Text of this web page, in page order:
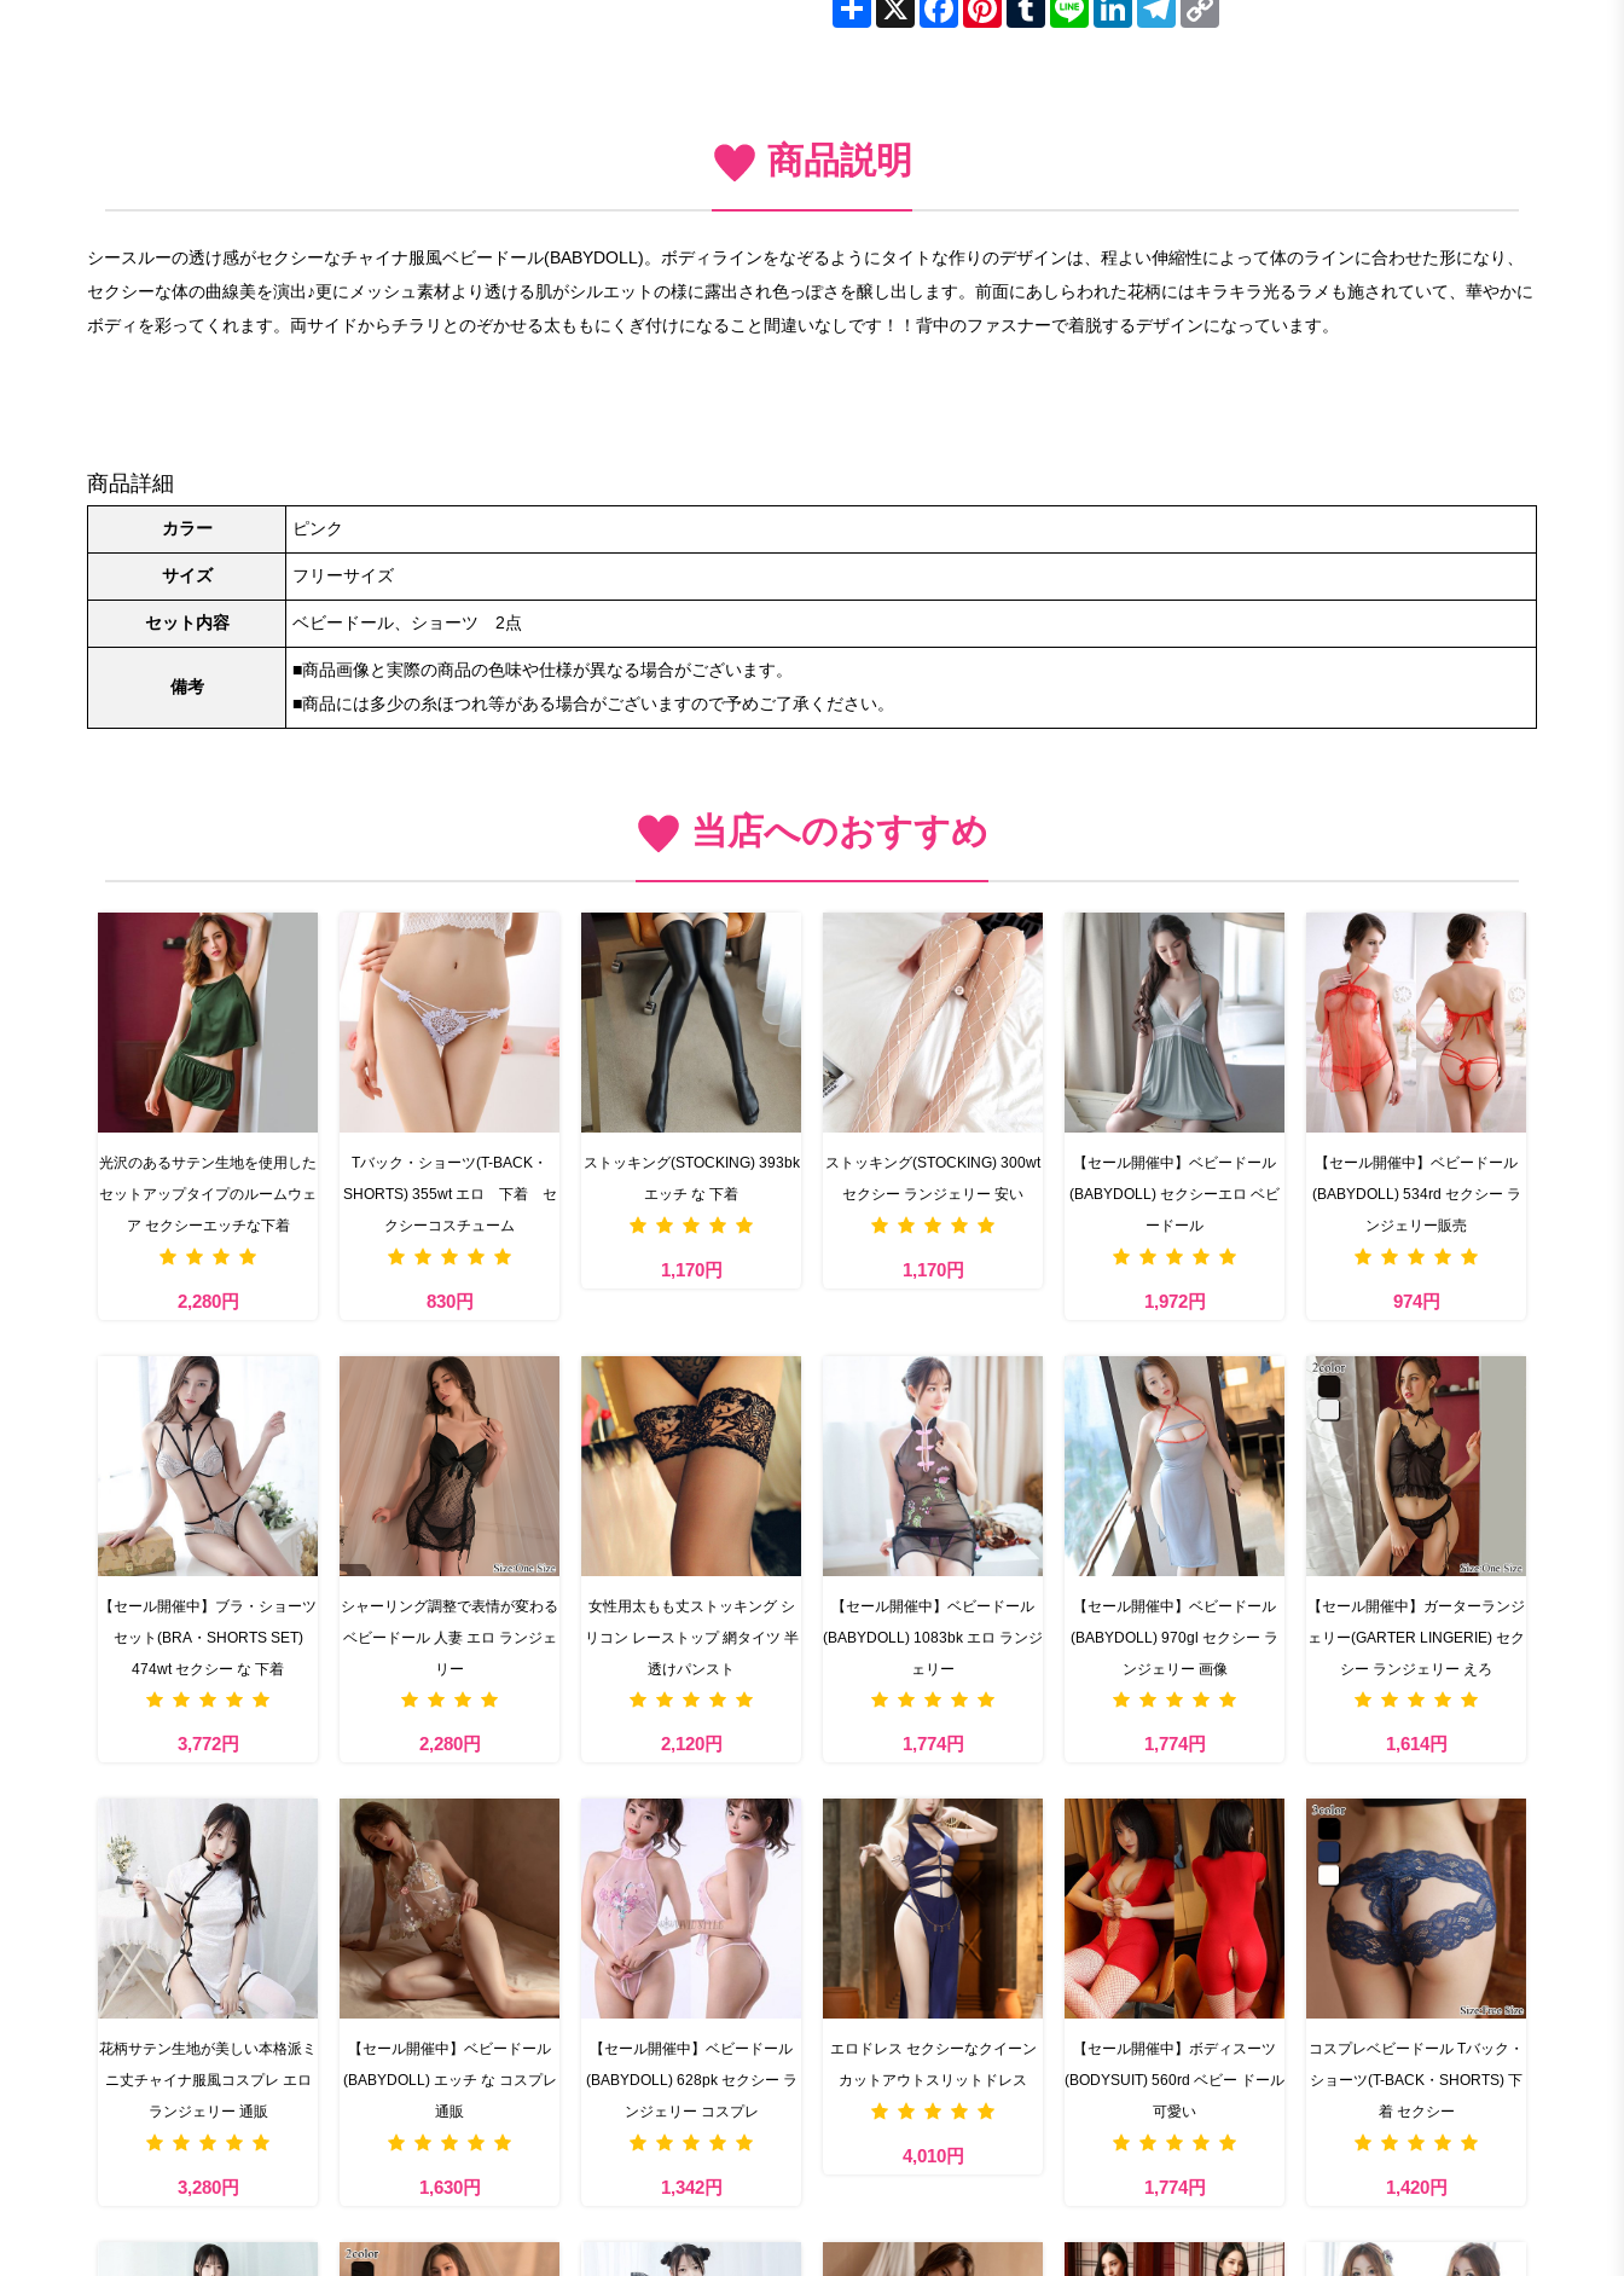
商品説明
シースルーの透け感がセクシーなチャイナ服風ベビードール(BABYDOLL)。ボディラインをなぞるようにタイトな作りのデザインは、程よい伸縮性によって体のラインに合わせた形になり、
セクシーな体の曲線美を演出♪更にメッシュ素材より透ける肌がシルエットの様に露出され色っぽさを醸し出します。前面にあしらわれた花柄にはキラキラ光るラメも施されていて、華やかに
ボディを彩ってくれます。両サイドからチラリとのぞかせる太ももにくぎ付けになること間違いなしです！！背中のファスナーで着脱するデザインになっています。
商品詳細
カラー ピンク
サイズ フリーサイズ
セット内容 ベビードール、ショーツ 2点
備考
■商品画像と実際の商品の色味や仕様が異なる場合がございます。
■商品には多少の糸ほつれ等がある場合がございますので予めご了承ください。
当店へのおすすめ
光沢のあるサテン生地を使用した
セットアップタイプのルームウェ
ア セクシーエッチな下着
2,280円
Tバック・ショーツ(T-BACK・
SHORTS) 355wt エロ 下着 セ
クシーコスチューム
830円
ストッキング(STOCKING) 393bk
エッチ な 下着
1,170円
ストッキング(STOCKING) 300wt
セクシー ランジェリー 安い
1,170円
【セール開催中】ベビードール
(BABYDOLL) セクシーエロ ベビ
ードール
1,972円
【セール開催中】ベビードール
(BABYDOLL) 534rd セクシー ラ
ンジェリー販売
974円
【セール開催中】ブラ・ショーツ
セット(BRA・SHORTS SET)
474wt セクシー な 下着
3,772円
シャーリング調整で表情が変わる
ベビードール 人妻 エロ ランジェ
リー
2,280円
女性用太もも丈ストッキング シ
リコン レーストップ 網タイツ 半
透けパンスト
2,120円
【セール開催中】ベビードール
(BABYDOLL) 1083bk エロ ランジ
ェリー
1,774円
【セール開催中】ベビードール
(BABYDOLL) 970gl セクシー ラ
ンジェリー 画像
1,774円
【セール開催中】ガーターランジ
ェリー(GARTER LINGERIE) セク
シー ランジェリー えろ
1,614円
花柄サテン生地が美しい本格派ミ
ニ丈チャイナ服風コスプレ エロ
ランジェリー 通販
3,280円
【セール開催中】ベビードール
(BABYDOLL) エッチ な コスプレ
通販
1,630円
【セール開催中】ベビードール
(BABYDOLL) 628pk セクシー ラ
ンジェリー コスプレ
1,342円
エロドレス セクシーなクイーン
カットアウトスリットドレス
4,010円
【セール開催中】ボディスーツ
(BODYSUIT) 560rd ベビー ドール
可愛い
1,774円
コスプレベビードール Tバック・
ショーツ(T-BACK・SHORTS) 下
着 セクシー
1,420円